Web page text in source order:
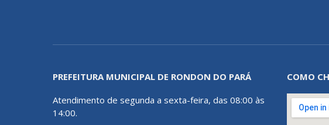
PREFEITURA MUNICIPAL DE RONDON DO PARÁ
Atendimento de segunda a sexta-feira, das 08:00 às
14:00.
COMO